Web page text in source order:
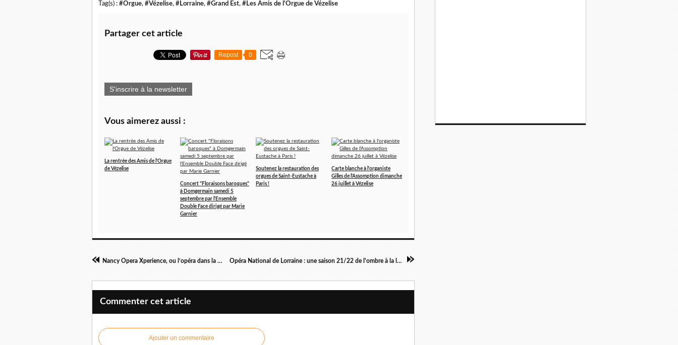
Tag(s) : #Orgue, #Vézelise, #Lorraine, #Grand Est, #Les Amis de l'Orgue de Vézelise
Partager cet article
Repost 0
S'inscrire à la newsletter
Vous aimerez aussi :
La rentrée des Amis de l'Orgue
de Vézelise
Concert "Floraisons baroques"
à Domgermain samedi 5
septembre par l'Ensemble
Double Face dirigé par Marie
Garnier
Soutenez la restauration des
orgues de Saint-Eustache à
Paris !
Carte blanche à l'organiste
Gilles de l'Assomption dimanche
26 juillet à Vézelise
Nancy Opera Xperience, ou l’opéra dans la ville ! Opéra National de Lorraine : une saison 21/22 de l'ombre à la lumière
Commenter cet article
Ajouter un commentaire